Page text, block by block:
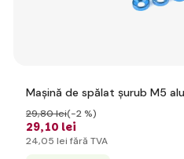
Mașină de spălat șurub M5
29,10 lei
29,80 lei(-2 %)
24,05 lei fără TVA